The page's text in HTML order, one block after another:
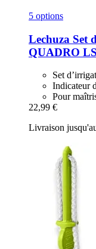
5 options
Lechuza Set
QUADRO
Set
Indicateur
Pour
22,99 €
Livraison